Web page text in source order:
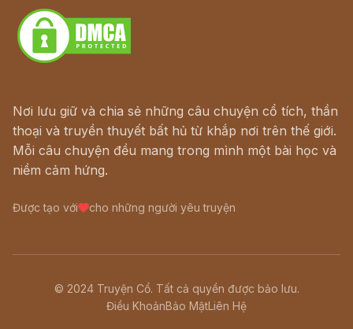
Nơi lưu giữ và chia sẻ những câu chuyện cổ tích, thần
thoại và truyền thuyết bất hủ từ khắp nơi trên thế giới.
Mỗi câu chuyện đều mang trong mình một bài học và
niềm cảm hứng.
Được tạo với cho những người yêu truyện
© 2024 Truyện Cổ. Tất cả quyền được bảo lưu.
Điều KhoảnBảo MậtLiên Hệ